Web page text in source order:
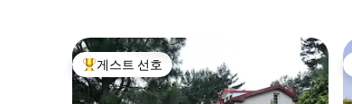
상위 게스트 선호
게스트 선호